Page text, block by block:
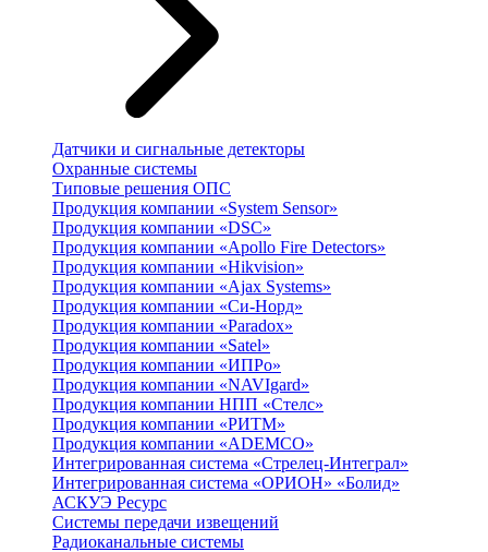
Датчики и сигнальные детекторы
Охранные системы
Типовые решения ОПС
Продукция компании «System Sensor»
Продукция компании «DSC»
Продукция компании «Apollo Fire Detectors»
Продукция компании «Hikvision»
Продукция компании «Ajax Systems»
Продукция компании «Си-Норд»
Продукция компании «Paradox»
Продукция компании «Satel»
Продукция компании «ИПРо»
Продукция компании «NAVIgard»
Продукция компании НПП «Стелс»
Продукция компании «РИТМ»
Продукция компании «ADEMCO»
Интегрированная система «Стрелец-Интеграл»
Интегрированная система «ОРИОН» «Болид»
АСКУЭ Ресурс
Системы передачи извещений
Радиоканальные системы